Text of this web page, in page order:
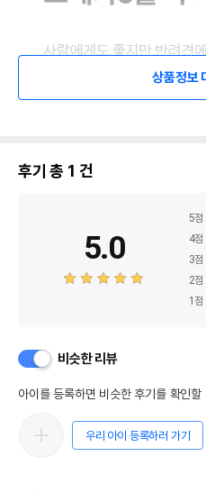
상품정보
후기 총 1 건
5.0
5점
4점
3점
2점
1 점
비슷한 리뷰
아이를 등록하면 비슷한 후기를 확인할
우리 아이 등록하러 가기